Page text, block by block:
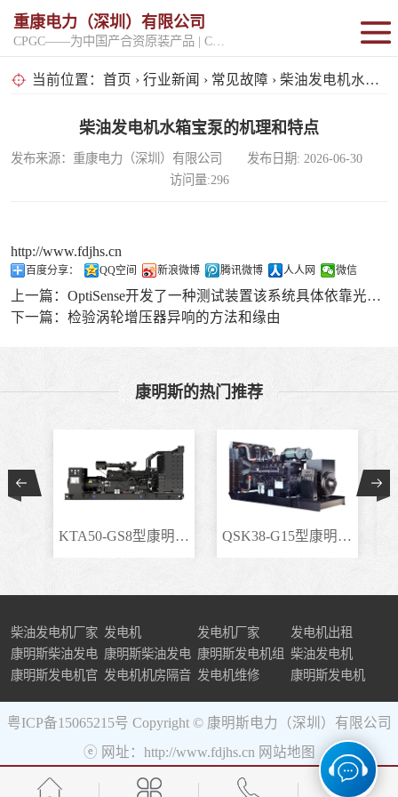
重康电力（深圳）有限公司
当前位置： 首页 › 行业新闻 › 常见故障 › 柴油发电机水箱宝泵的机理和特点
柴油发电机水箱宝泵的机理和特点
发布来源：重康电力（深圳）有限公司 发布日期: 2026-06-30
访问量:296
http://www.fdjhs.cn
百度分享： QQ空间 新浪微博 腾讯微博 人人网 微信
上一篇： OptiSense开发了一种测试装置该系统具体依靠光热能量
下一篇： 检验涡轮增压器异响的方法和缘由
康明斯的热门推荐
KTA50-GS8型康明斯柴.. QSK38-G15型康明斯柴..
柴油发电机厂家 发电机 发电机厂家
发电机出租
康明斯柴油发电
机组
康明斯柴油发电
机
康明斯发电机组 柴油发电机
康明斯发电机官 发电机机房隔音 发电机维修 康明斯发电机
粤ICP备15065215号 Copyright © 康明斯电力（深圳）有限公司
ⓔ 网址：http://www.fdjhs.cn 网站地图
固定开架式
移动电站